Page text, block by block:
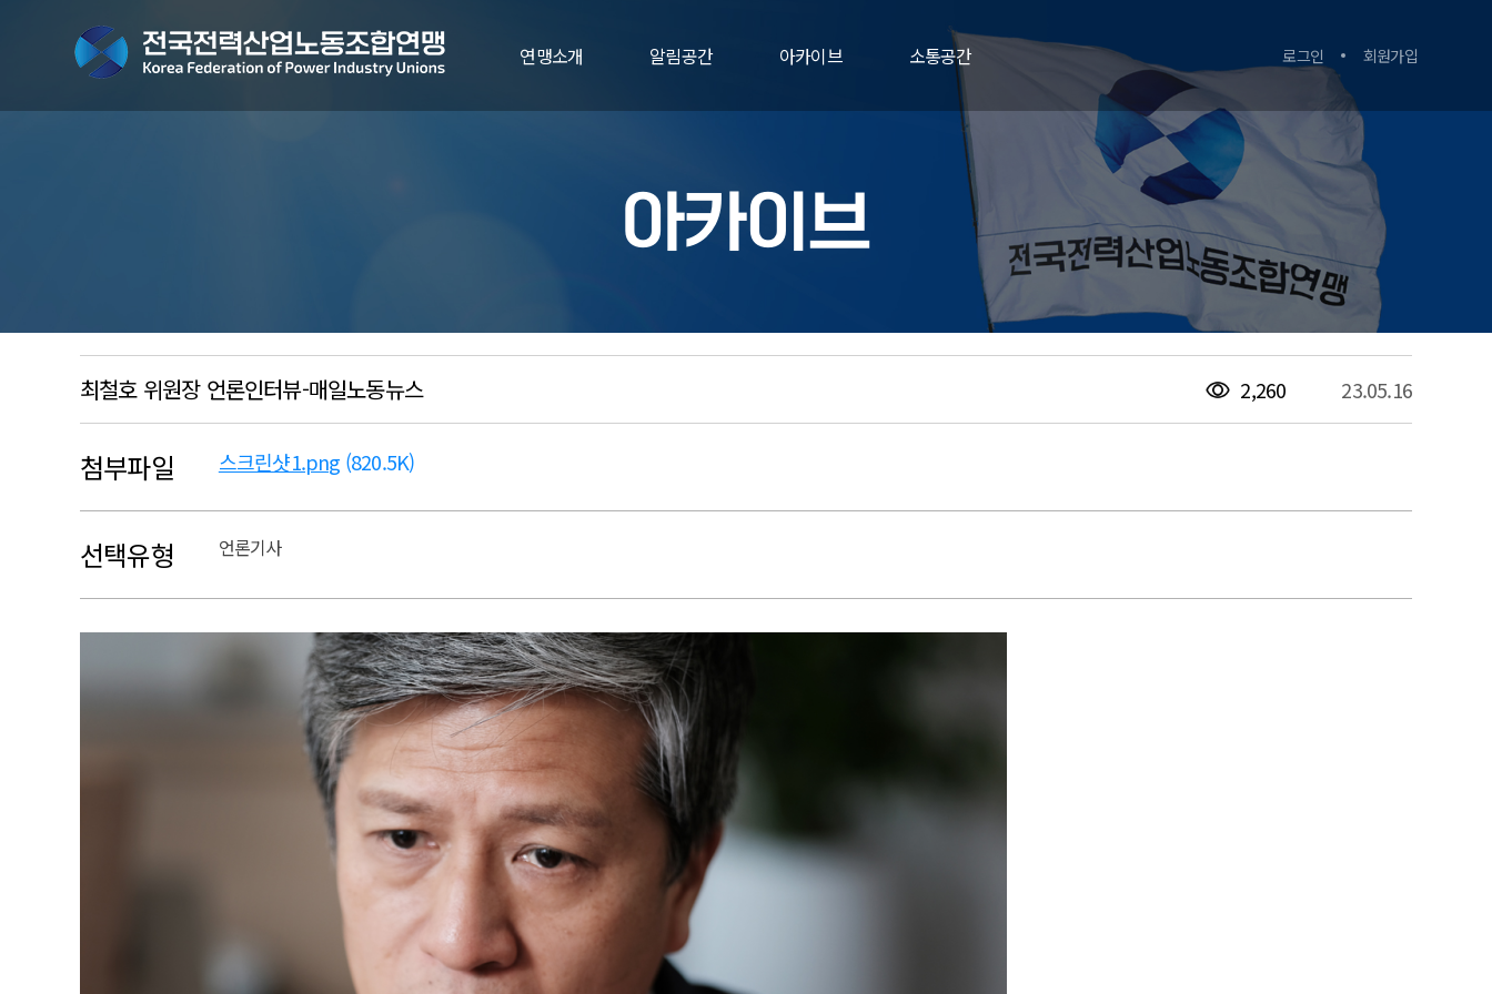
연맹소개 알림공간 아카이브 소통공간 로그인 회원가입
아카이브
최철호 위원장 언론인터뷰-매일노동뉴스 2,260 23.05.16
첨부파일 스크린샷1.png (820.5K)
선택유형 언론기사